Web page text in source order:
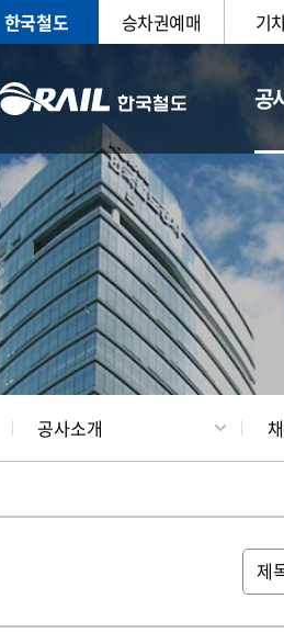
한국철도 승차권예매 기
공
CEO 일반현
공사소개